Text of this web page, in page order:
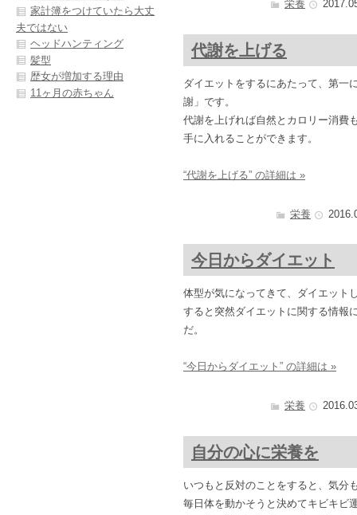
栄養
代謝を上げる
ダイエットをするにあたって、第一
謝」です。
代謝を上げれば自然とカロリー消費
手に入れることができます。
“代謝を上げる” の詳細は »
栄養
今日からダイエット
体型が気になってきて、ダイエット
すると突然ダイエットに関する情報
だ。
“今日からダイエット” の詳細は »
栄養
自分の心に栄養を
いつもと反対のことをすると、気分
毎日体を動かそうと決めてキビキビ
家計簿をつけていたら大丈
夫ではない
ヘッドハンティング
髪型
歴女が増加する理由
11ヶ月の赤ちゃん